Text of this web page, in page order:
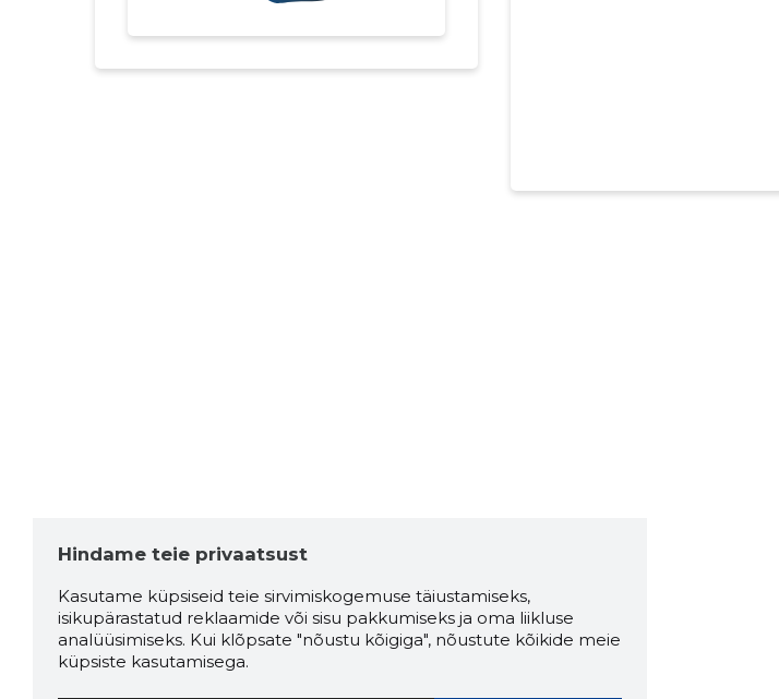
Hindame teie privaatsust
Kasutame küpsiseid teie sirvimiskogemuse täiustamiseks,
isikupärastatud reklaamide või sisu pakkumiseks ja oma liikluse
analüüsimiseks. Kui klõpsate "nõustu kõigiga", nõustute kõikide meie
küpsiste kasutamisega.